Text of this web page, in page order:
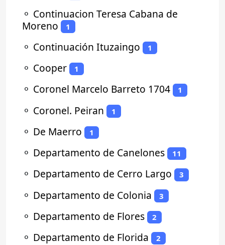
⚬ Continuacion Teresa Cabana de
Moreno
1
⚬ Continuación Ituzaingo 1
⚬ Cooper 1
⚬ Coronel Marcelo Barreto 1704 1
⚬ Coronel. Peiran 1
⚬ De Maerro 1
⚬ Departamento de Canelones 11
⚬ Departamento de Cerro Largo 3
⚬ Departamento de Colonia 3
⚬ Departamento de Flores 2
⚬ Departamento de Florida 2